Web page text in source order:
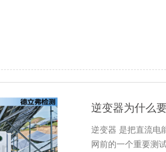
逆变器为什么
逆变器 是把直流电
网前的一个重要测